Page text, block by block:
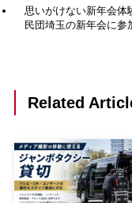
思いがけない新年会体
民団埼玉の新年会に参
Related